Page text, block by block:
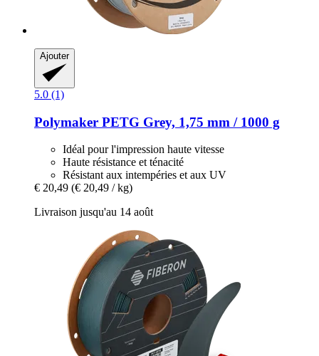
Ajouter
5.0 (1)
Polymaker PETG Grey, 1,75 mm / 1000 g
Idéal pour l'impression haute vitesse
Haute résistance et ténacité
Résistant aux intempéries et aux UV
€ 20,49 (€ 20,49 / kg)
Livraison jusqu'au 14 août